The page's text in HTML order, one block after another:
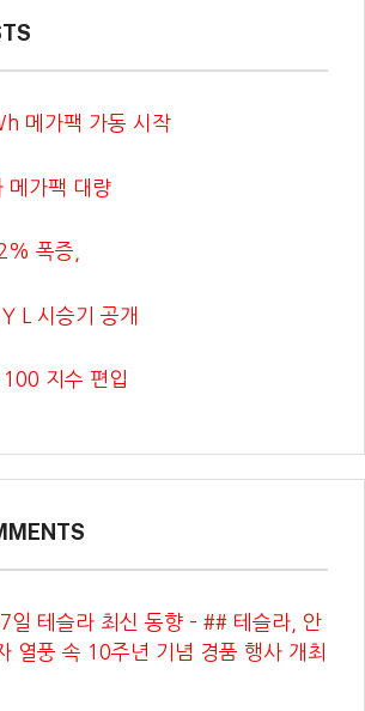
메가팩 가동 시작
메가팩 대량
폭증,
L 시승기 공개
지수 편입
테슬라 최신 동향 – ## 테슬라, 안
열풍 속 10주년 기념 경품 행사 개최